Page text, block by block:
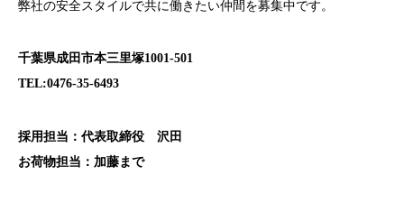
弊社の安全スタイルで共に働きたい仲間を募集中です。
千葉県成田市本三里塚1001-501
TEL:0476-35-6493
採用担当：代表取締役 沢田
お荷物担当：加藤まで